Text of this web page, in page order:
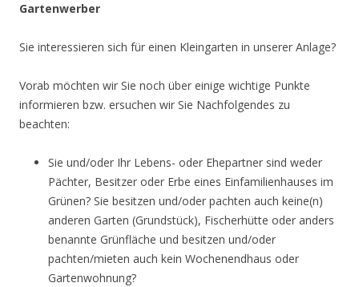
Gartenwerber
Sie interessieren sich für einen Kleingarten in unserer Anlage?
Vorab möchten wir Sie noch über einige wichtige Punkte
informieren bzw. ersuchen wir Sie Nachfolgendes zu
beachten:
Sie und/oder Ihr Lebens- oder Ehepartner sind weder
Pächter, Besitzer oder Erbe eines Einfamilienhauses im
Grünen? Sie besitzen und/oder pachten auch keine(n)
anderen Garten (Grundstück), Fischerhütte oder anders
benannte Grünfläche und besitzen und/oder
pachten/mieten auch kein Wochenendhaus oder
Gartenwohnung?